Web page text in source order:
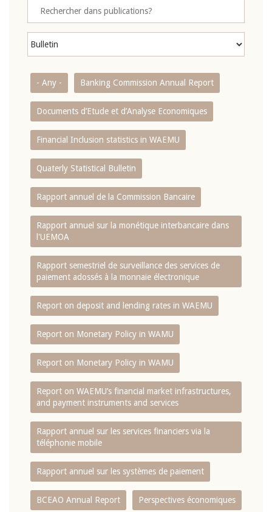
- Any - Banking Commission Annual Report
Documents d’Etude et d’Analyse Economiques
Financial Inclusion statistics in WAEMU
Quaterly Statistical Bulletin
Rapport annuel de la Commission Bancaire
Rapport annuel sur la monétique interbancaire dans
l'UEMOA
Rapport semestriel de surveillance des services de
paiement adossés à la monnaie électronique
Report on deposit and lending rates in WAEMU
Report on Monetary Policy in WAMU
Report on Monetary Policy in WAMU
Report on WAEMU’s financial market infrastructures,
and payment instruments and services
Rapport annuel sur les services financiers via la
téléphonie mobile
Rapport annuel sur les systèmes de paiement
BCEAO Annual Report Perspectives économiques